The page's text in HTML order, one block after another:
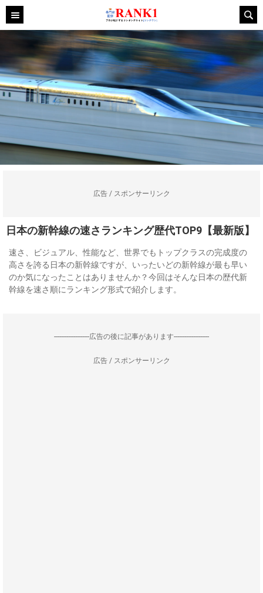
広告 / スポンサーリンク
日本の新幹線の速さランキング歴代TOP9【最新版】
速さ、ビジュアル、性能など、世界でもトップクラスの完成度の
高さを誇る日本の新幹線ですが、いったいどの新幹線が最も早い
のか気になったことはありませんか？今回はそんな日本の歴代新
幹線を速さ順にランキング形式で紹介します。
--------------------広告の後に記事があります--------------------
広告 / スポンサーリンク